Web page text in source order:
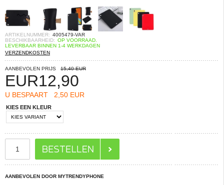
ARTIKELNUMMER: 4005479-VAR
BESCHIKBAARHEID: OP VOORRAAD.
LEVERBAAR BINNEN 1-4 WERKDAGEN
VERZENDKOSTEN
AANBEVOLEN PRIJS 15,40 EUR
EUR12,90
U BESPAART 2,50 EUR
KIES EEN KLEUR
AANBEVOLEN DOOR MYTRENDYPHONE